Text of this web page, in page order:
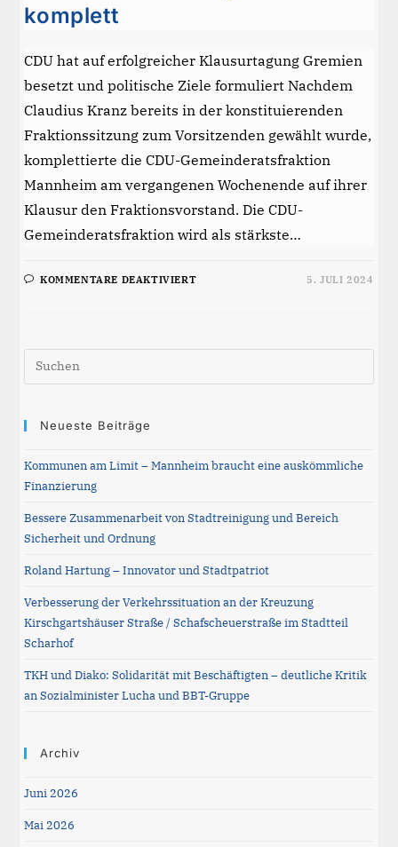
komplett
CDU hat auf erfolgreicher Klausurtagung Gremien
besetzt und politische Ziele formuliert Nachdem
Claudius Kranz bereits in der konstituierenden
Fraktionssitzung zum Vorsitzenden gewählt wurde,
komplettierte die CDU-Gemeinderatsfraktion
Mannheim am vergangenen Wochenende auf ihrer
Klausur den Fraktionsvorstand. Die CDU-
Gemeinderatsfraktion wird als stärkste…
KOMMENTARE DEAKTIVIERTFÜR 5. JULI 2024
Neueste Beiträge
Kommunen am Limit – Mannheim braucht eine auskömmliche
Finanzierung
Bessere Zusammenarbeit von Stadtreinigung und Bereich
Sicherheit und Ordnung
Roland Hartung – Innovator und Stadtpatriot
Verbesserung der Verkehrssituation an der Kreuzung
Kirschgartshäuser Straße / Schafscheuerstraße im Stadtteil
Scharhof
TKH und Diako: Solidarität mit Beschäftigten – deutliche Kritik
an Sozialminister Lucha und BBT-Gruppe
Archiv
Juni 2026
Mai 2026